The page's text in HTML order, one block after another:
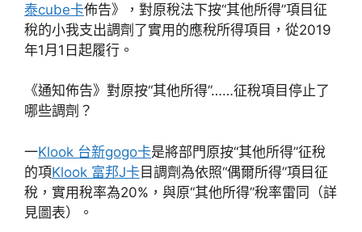
泰cube卡佈告》，對原稅法下按“其他所得”項目征
稅的小我支出調劑了實用的應稅所得項目，從2019
年1月1日起履行。
《通知佈告》對原按“其他所得”……征稅項目停止了
哪些調劑？
一Klook 台新gogo卡是將部門原按“其他所得”征稅
的項Klook 富邦J卡 目調劑為依照“偶爾所得”項目征
稅，實用稅率為20%，與原“其他所得”稅率雷同（詳
見圖表）。